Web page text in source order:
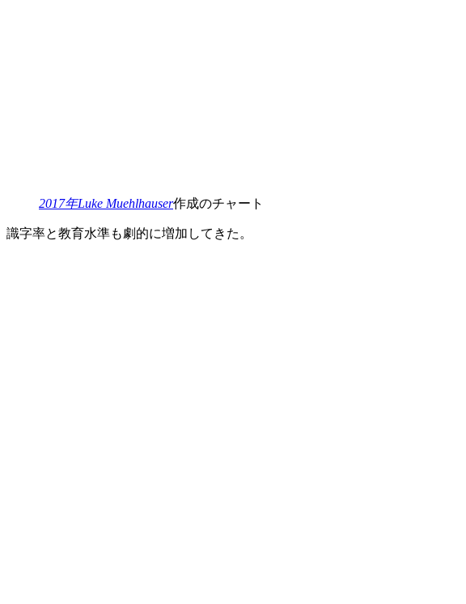
2017年Luke Muehlhauser作成のチャート
識字率と教育水準も劇的に増加してきた。